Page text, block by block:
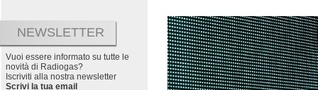
NEWSLETTER
Vuoi essere informato su tutte le
novità di Radiogas?
Iscriviti alla nostra newsletter
Scrivi la tua email